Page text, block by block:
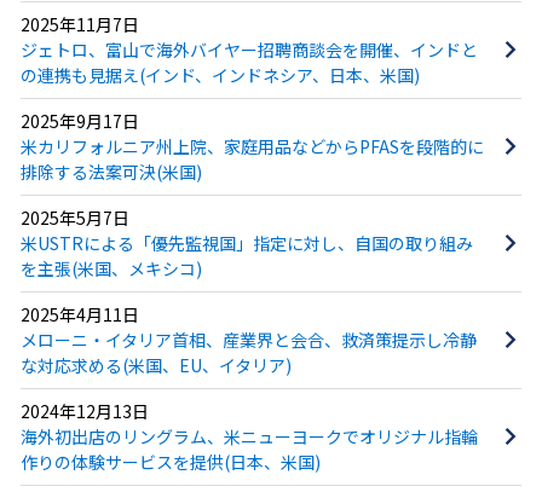
2025年11月7日
ジェトロ、富山で海外バイヤー招聘商談会を開催、インドと
の連携も見据え(インド、インドネシア、日本、米国)
2025年9月17日
米カリフォルニア州上院、家庭用品などからPFASを段階的に
排除する法案可決(米国)
2025年5月7日
米USTRによる「優先監視国」指定に対し、自国の取り組み
を主張(米国、メキシコ)
2025年4月11日
メローニ・イタリア首相、産業界と会合、救済策提示し冷静
な対応求める(米国、EU、イタリア)
2024年12月13日
海外初出店のリングラム、米ニューヨークでオリジナル指輪
作りの体験サービスを提供(日本、米国)